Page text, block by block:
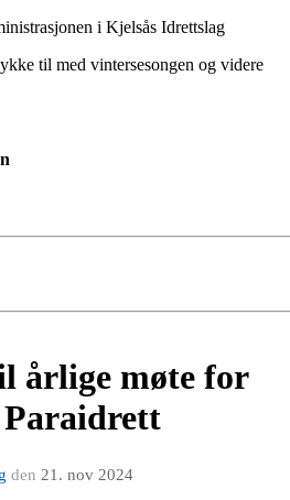
i Kjelsås Idrettslag
til med vintersesongen og videre
Normann
årlige møte for
den 21. nov 2024